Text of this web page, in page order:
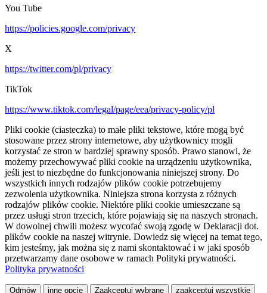
You Tube
https://policies.google.com/privacy
X
https://twitter.com/pl/privacy
TikTok
https://www.tiktok.com/legal/page/eea/privacy-policy/pl
Pliki cookie (ciasteczka) to małe pliki tekstowe, które mogą być
stosowane przez strony internetowe, aby użytkownicy mogli
korzystać ze stron w bardziej sprawny sposób. Prawo stanowi, że
możemy przechowywać pliki cookie na urządzeniu użytkownika,
jeśli jest to niezbędne do funkcjonowania niniejszej strony. Do
wszystkich innych rodzajów plików cookie potrzebujemy
zezwolenia użytkownika. Niniejsza strona korzysta z różnych
rodzajów plików cookie. Niektóre pliki cookie umieszczane są
przez usługi stron trzecich, które pojawiają się na naszych stronach.
W dowolnej chwili możesz wycofać swoją zgodę w Deklaracji dot.
plików cookie na naszej witrynie. Dowiedz się więcej na temat tego,
kim jesteśmy, jak można się z nami skontaktować i w jaki sposób
przetwarzamy dane osobowe w ramach Polityki prywatności.
Polityka prywatności
Odmów inne opcje Zaakceptuj wybrane zaakceptuj wszystkie